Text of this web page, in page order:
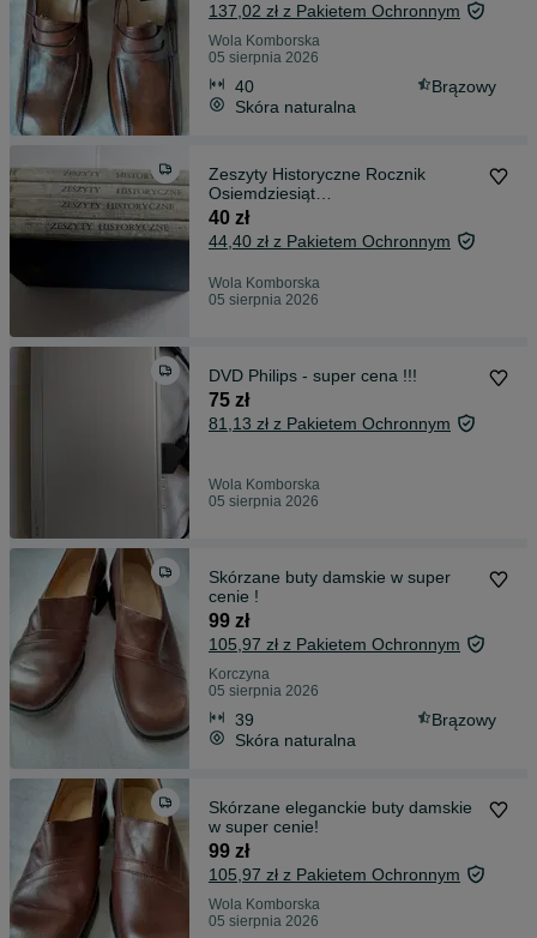
137,02 zł z Pakietem Ochronnym
Wola Komborska
05 sierpnia 2026
40
Brązowy
Skóra naturalna
Zeszyty Historyczne Rocznik
Osiemdziesiąt
Osiem,InstytutLiteracki 1988
40 zł
44,40 zł z Pakietem Ochronnym
Wola Komborska
05 sierpnia 2026
DVD Philips - super cena !!!
75 zł
81,13 zł z Pakietem Ochronnym
Wola Komborska
05 sierpnia 2026
Skórzane buty damskie w super
cenie !
99 zł
105,97 zł z Pakietem Ochronnym
Korczyna
05 sierpnia 2026
39
Brązowy
Skóra naturalna
Skórzane eleganckie buty damskie
w super cenie!
99 zł
105,97 zł z Pakietem Ochronnym
Wola Komborska
05 sierpnia 2026